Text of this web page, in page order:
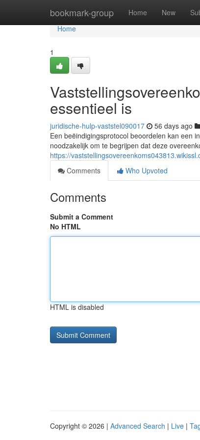
bookmark-group Home New
Home
Home
1
essentieel is
juridische-hulp-vaststel090017 56 days ago
Een beëindigingsprotocol beoordelen kan een
noodzakelijk om te begrijpen dat deze
https://
Comments
Who Upvoted
Comments
Submit a Comment
No HTML
HTML is disabled
Copyright © 2026 | Advanced Search | Live |